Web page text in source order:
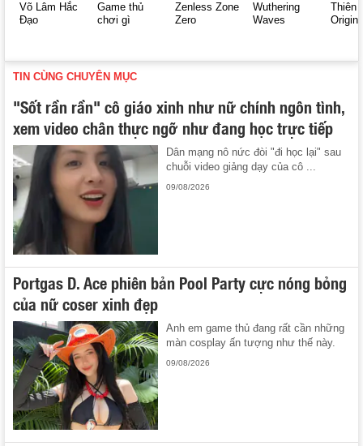
Võ Lâm Hắc
Đạo
Game thủ
chơi gì
Zenless Zone
Zero
Wuthering
Waves
Thiên
Origin
TIN CÙNG CHUYÊN MỤC
"Sốt rần rần" cô giáo xinh như nữ chính ngôn tình,
xem video chân thực ngỡ như đang học trực tiếp
Dân mạng nô nức đòi "đi học lại" sau
chuỗi video giảng dạy của cô ...
09/08/2026
Portgas D. Ace phiên bản Pool Party cực nóng bỏng
của nữ coser xinh đẹp
Anh em game thủ đang rất cần những
màn cosplay ấn tượng như thế này.
09/08/2026